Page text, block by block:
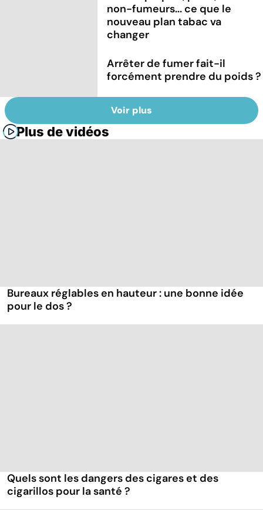
non-fumeurs... ce que le
nouveau plan tabac va
changer
Arrêter de fumer fait-il
forcément prendre du poids ?
Voir plus
Plus de vidéos
Bureaux réglables en hauteur : une bonne idée
pour le dos ?
Quels sont les dangers des cigares et des
cigarillos pour la santé ?